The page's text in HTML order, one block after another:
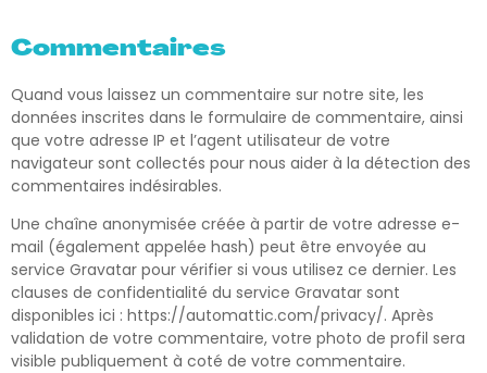
Commentaires
Quand vous laissez un commentaire sur notre site, les
données inscrites dans le formulaire de commentaire, ainsi
que votre adresse IP et l’agent utilisateur de votre
navigateur sont collectés pour nous aider à la détection des
commentaires indésirables.
Une chaîne anonymisée créée à partir de votre adresse e-
mail (également appelée hash) peut être envoyée au
service Gravatar pour vérifier si vous utilisez ce dernier. Les
clauses de confidentialité du service Gravatar sont
disponibles ici : https://automattic.com/privacy/. Après
validation de votre commentaire, votre photo de profil sera
visible publiquement à coté de votre commentaire.